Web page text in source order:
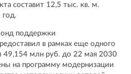
составит 12,5 тыс. кв. м.
год.
поддержки
в рамках еще одного
49,154 млн руб. до 22 мая 2030
на программу модернизации